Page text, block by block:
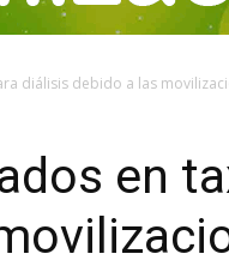
diálisis debido a las
en